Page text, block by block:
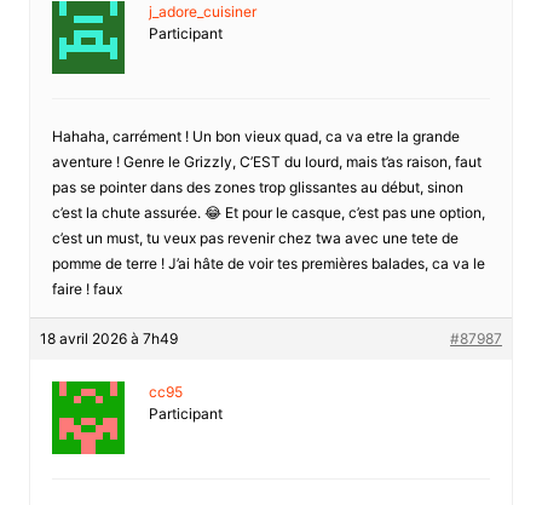
j_adore_cuisiner
Participant
Hahaha, carrément ! Un bon vieux quad, ca va etre la grande
aventure ! Genre le Grizzly, C’EST du lourd, mais t’as raison, faut
pas se pointer dans des zones trop glissantes au début, sinon
c’est la chute assurée. 😂 Et pour le casque, c’est pas une option,
c’est un must, tu veux pas revenir chez twa avec une tete de
pomme de terre ! J’ai hâte de voir tes premières balades, ca va le
faire ! faux
18 avril 2026 à 7h49 #87987
cc95
Participant